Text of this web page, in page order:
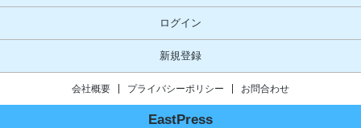
ログイン
新規登録
会社概要 プライバシーポリシー お問合わせ
EastPress